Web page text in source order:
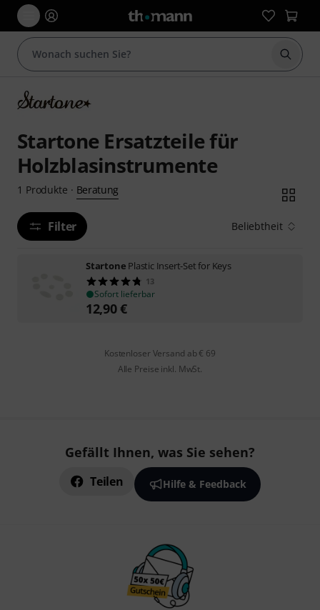
Suche
Startone Ersatzteile für
Holzblasinstrumente
1 Produkte · Beratung
Filter Beliebtheit
Startone Plastic Insert-Set for Keys
13
Sofort lieferbar
12,90€
Kostenloser Versand ab € 69
Alle Preise inkl. MwSt.
Gefällt Ihnen, was Sie sehen?
Teilen Hilfe & Feedback